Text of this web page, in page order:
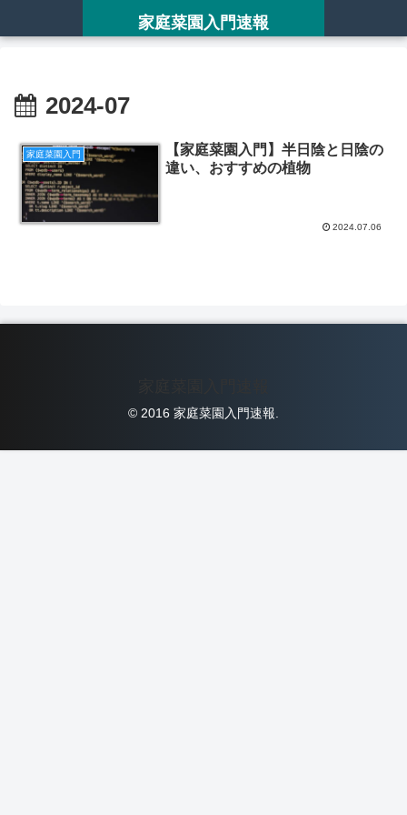
家庭菜園入門速報
2024-07
家庭菜園入門
【家庭菜園入門】半日陰と日陰の
違い、おすすめの植物
2024.07.06
© 2016 家庭菜園入門速報.